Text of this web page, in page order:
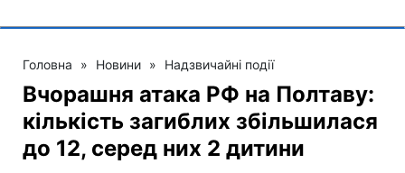
Головна » Новини » Надзвичайні події
Вчорашня атака РФ на Полтаву:
кількість загиблих збільшилася
до 12, серед них 2 дитини